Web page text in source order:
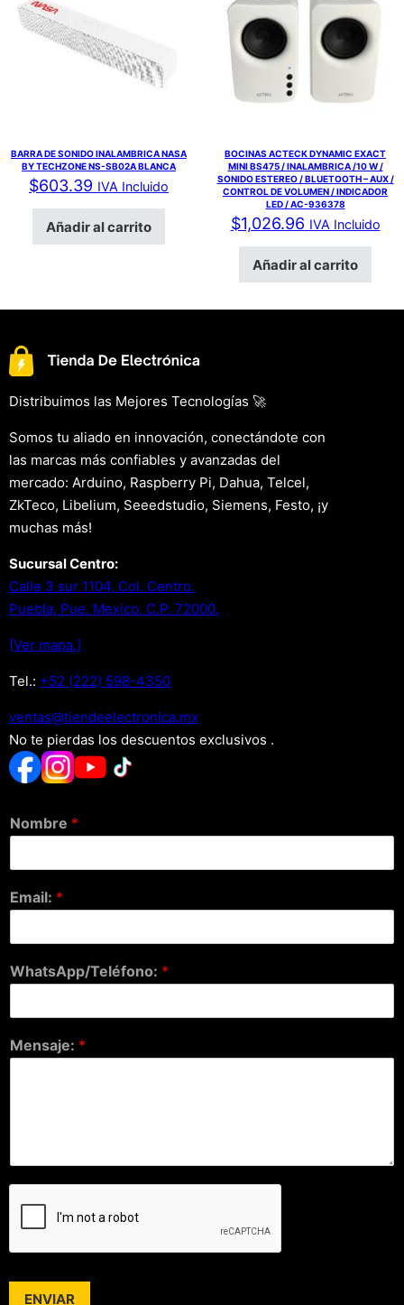
BARRA DE SONIDO INALAMBRICA NASA
BY TECHZONE NS-SB02A BLANCA
$603.39 IVA Incluido
Añadir al carrito
BOCINAS ACTECK DYNAMIC EXACT
MINI BS475 / INALAMBRICA /10 W /
SONIDO ESTEREO / BLUETOOTH – AUX /
CONTROL DE VOLUMEN / INDICADOR
LED / AC-936378
$1,026.96 IVA Incluido
Añadir al carrito
Distribuimos las Mejores Tecnologías 🚀
Somos tu aliado en innovación, conectándote con
las marcas más confiables y avanzadas del
mercado: Arduino, Raspberry Pi, Dahua, Telcel,
ZkTeco, Libelium, Seeedstudio, Siemens, Festo, ¡y
muchas más!
Sucursal Centro:
Calle 3 sur 1104, Col. Centro.
Puebla, Pue. Mexico. C.P. 72000.
[Ver mapa.]
Tel.: +52 (222) 598-4350
xm.acinortceleedneit@satnev
No te pierdas los descuentos exclusivos .
Nombre *
Email: *
WhatsApp/Teléfono: *
Mensaje: *
ENVIAR